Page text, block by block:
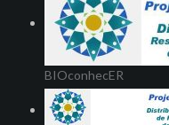
BIOconhecER